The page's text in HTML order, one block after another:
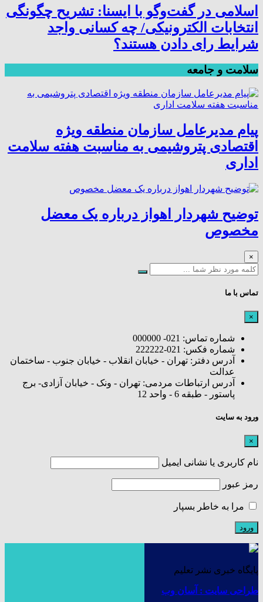
اسلامی در گفت‌وگو با ایسنا: تشریح چگونگی
انتخابات الکترونیکی/ چه کسانی واجد
شرایط رای دادن هستند؟
سلامت و جامعه
پیام مدیرعامل سازمان منطقه ویژه
اقتصادی پتروشیمی به مناسبت هفته سلامت
اداری
توضیح شهردار اهواز درباره یک معضل
مخصوص
×
تماس با ما
×
شماره تماس: 021- 000000
شماره فکس: 021-222222
آدرس دفتر: تهران - خیابان انقلاب - خیابان جنوب - ساختمان
عدالت
آدرس ارتباطات مردمی: تهران - ونک - خیابان آزادی- برج
پاستور - طبقه 6 - واحد 12
ورود به سایت
×
نام کاربری یا نشانی ایمیل
رمز عبور
مرا به خاطر بسپار
پایگاه خبری نشر تعلیم
طراحی سایت : آسان وب